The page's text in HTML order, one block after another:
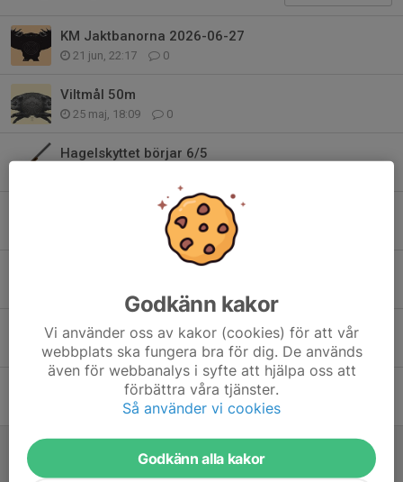
KM Jaktbanorna 2026-06-27
21 jun, 22:17 0
Viltmål 50m
25 maj, 18:09 0
Hagelskyttet börjar 6/5
Jaktskytte börjar Tisdag 4/5
0
Resultat KM luftgevär 2026
KM Luftgevär
31 mar, 20:51 0
Kallelse Årsmöte 2026
8 mar, 19:11 0
0
Godkänn kakor
Vi använder oss av kakor (cookies) för att vår
webbplats ska fungera bra för dig. De används
även för webbanalys i syfte att hjälpa oss att
förbättra våra tjänster.
Så använder vi cookies
Godkänn alla kakor